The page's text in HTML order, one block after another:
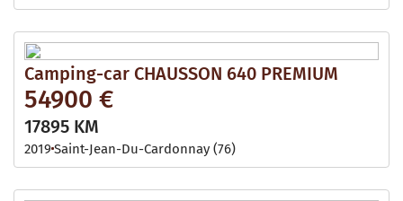
Camping-car CHAUSSON 640 PREMIUM
54900 €
17895 KM
2019 Saint-Jean-Du-Cardonnay (76)